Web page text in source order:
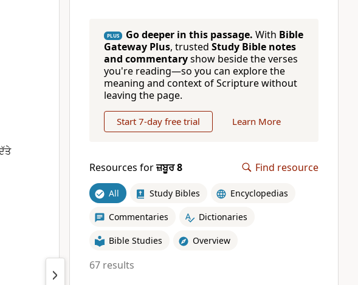
PLUS Go deeper in this passage. With Bible
Gateway Plus, trusted Study Bible notes
and commentaryshow beside the verses
you're reading—so you can explore the
meaning and context of Scripture without
leaving the page.
Start 7-day free trial Learn More
Resources forਜ਼ਬੂਰ 8 Find resource
All Study Bibles Encyclopedias
Commentaries Dictionaries
Bible Studies Overview
67 results